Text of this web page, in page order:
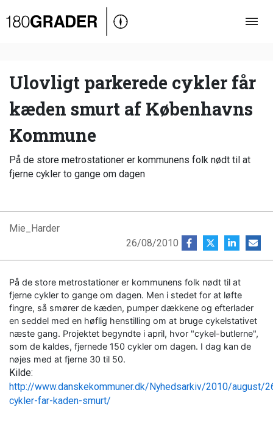
Oversigt
Debat
Video
Podcast
Ulovligt parkerede cykler får
kæden smurt af Københavns
Kommune
På de store metrostationer er kommunens folk nødt til at
fjerne cykler to gange om dagen
Mie_Harder
26/08/2010
På de store metrostationer er kommunens folk nødt til at
fjerne cykler to gange om dagen. Men i stedet for at løfte
fingre, så smører de kæden, pumper dækkene og efterlader
en seddel med en høflig henstilling om at bruge cykelstativet
næste gang. Projektet begyndte i april, hvor "cykel-butlerne",
som de kaldes, fjernede 150 cykler om dagen. I dag kan de
nøjes med at fjerne 30 til 50.
Kilde:
http://www.danskekommuner.dk/Nyhedsarkiv/2010/august/
cykler-far-kaden-smurt/